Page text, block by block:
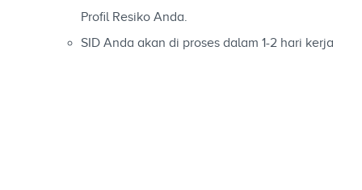
Profil Resiko Anda.
SID Anda akan di proses dalam 1-2 hari kerja